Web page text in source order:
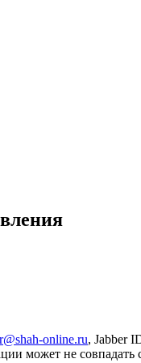
online.ru, Jabber
может не совпадать